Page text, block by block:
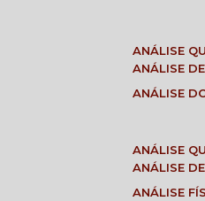
ANÁLISE
ANÁLISE
ANÁLISE
ANÁLISE
ANÁLISE
ANÁLISE